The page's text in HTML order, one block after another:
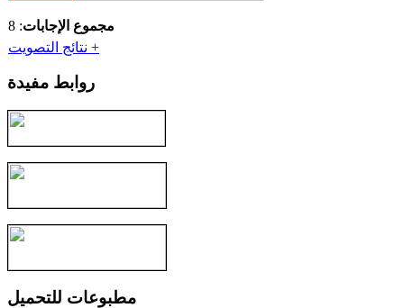
مجموع الإجابات: 8
نتائج التصويت +
روابط مفيدة
مطبوعات للتحميل